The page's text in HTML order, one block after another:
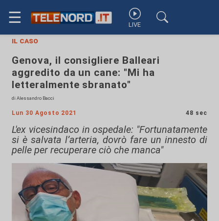
☰ LIVE
il caso
Genova, il consigliere Balleari
aggredito da un cane: "Mi ha
letteralmente sbranato"
di Alessandro Bacci
Lun 30 Agosto 2021 48 sec
L'ex vicesindaco in ospedale: "Fortunatamente
si è salvata l’arteria, dovrò fare un innesto di
pelle per recuperare ciò che manca"